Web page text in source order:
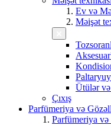
Ev və
Məişət
Ütülər və
Çıxış
Parfümeriya və
Parfümeriya